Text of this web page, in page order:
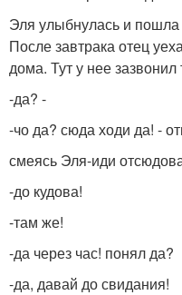
Эля улыбнулась и пошла
После завтрака отец
дома. Тут у нее
-да? -
-чо да? сюда ходи да! -
смеясь Эля-иди
-до кудова!
-там же!
-да через час! понял да?
-да, давай до свидания!